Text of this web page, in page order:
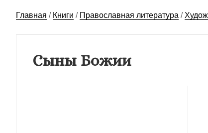
Главная / Книги / Православная литература /
Сыны Божии